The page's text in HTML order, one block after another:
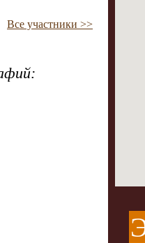
Все участники >>